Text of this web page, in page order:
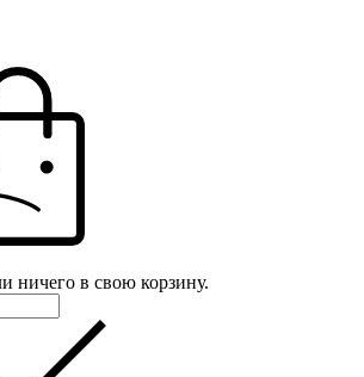
ничего в свою корзину.